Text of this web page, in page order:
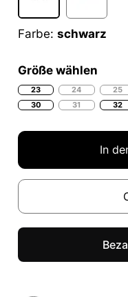
Farbe: schwarz
Größe wählen
23 24 25
30
31 32
In